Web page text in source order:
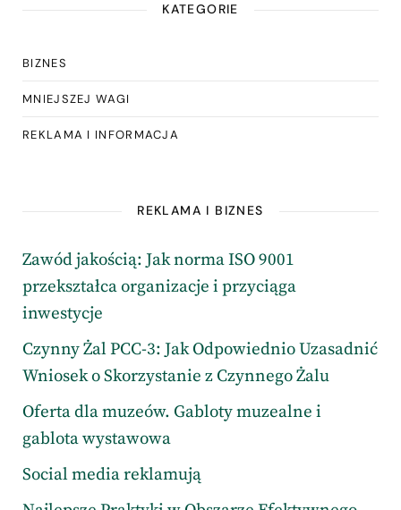
KATEGORIE
BIZNES
MNIEJSZEJ WAGI
REKLAMA I INFORMACJA
REKLAMA I BIZNES
Zawód jakością: Jak norma ISO 9001
przekształca organizacje i przyciąga
inwestycje
Czynny Żal PCC-3: Jak Odpowiednio Uzasadnić
Wniosek o Skorzystanie z Czynnego Żalu
Oferta dla muzeów. Gabloty muzealne i
gablota wystawowa
Social media reklamują